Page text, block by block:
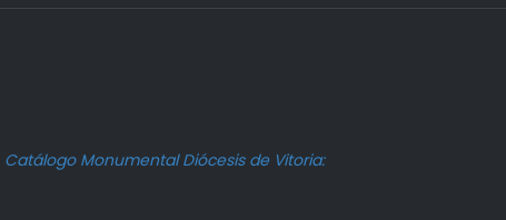
Catálogo Monumental Diócesis de Vitoria: